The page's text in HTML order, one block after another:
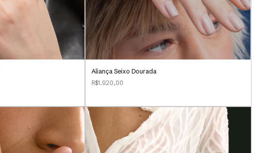
Aliança Seixo Dourada
R$1.920,00